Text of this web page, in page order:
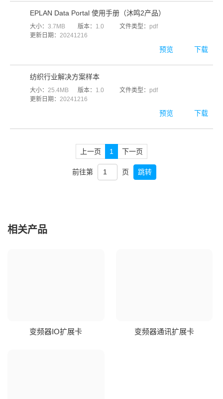
预览 下载
EPLAN Data Portal 使用手册（沐鸣2产品）
大小： 3.7MB 版本： 1.0 文件类型： pdf
更新日期： 20241216
预览 下载
纺织行业解决方案样本
大小： 25.4MB 版本： 1.0 文件类型： pdf
更新日期： 20241216
上一页 1 下一页
前往第 页 跳转
相关产品
变频器IO扩展卡 变频器通讯扩展卡